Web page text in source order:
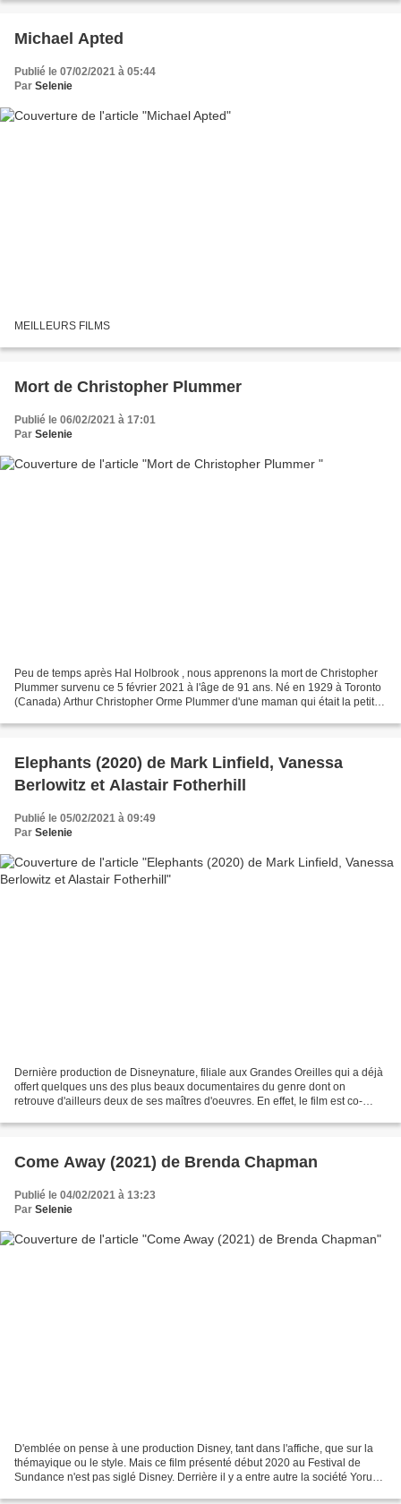
Michael Apted
Publié le 07/02/2021 à 05:44
Par Selenie
MEILLEURS FILMS
Mort de Christopher Plummer
Publié le 06/02/2021 à 17:01
Par Selenie
Peu de temps après Hal Holbrook , nous apprenons la mort de Christopher
Plummer survenu ce 5 février 2021 à l'âge de 91 ans. Né en 1929 à Toronto
(Canada) Arthur Christopher Orme Plummer d'une maman qui était la petite-
Elephants (2020) de Mark Linfield, Vanessa
Berlowitz et Alastair Fotherhill
Publié le 05/02/2021 à 09:49
Par Selenie
Dernière production de Disneynature, filiale aux Grandes Oreilles qui a déjà
offert quelques uns des plus beaux documentaires du genre dont on
retrouve d'ailleurs deux de ses maîtres d'oeuvres. En effet, le film est co-
Come Away (2021) de Brenda Chapman
Publié le 04/02/2021 à 13:23
Par Selenie
D'emblée on pense à une production Disney, tant dans l'affiche, que sur la
thémayique ou le style. Mais ce film présenté début 2020 au Festival de
Sundance n'est pas siglé Disney. Derrière il y a entre autre la société Yoruba